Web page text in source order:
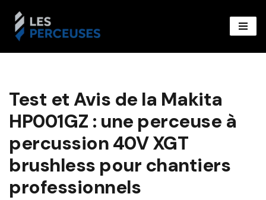
Aller
Test et Avis de la Makita
HP001GZ : une perceuse à
percussion 40V XGT
brushless pour chantiers
professionnels